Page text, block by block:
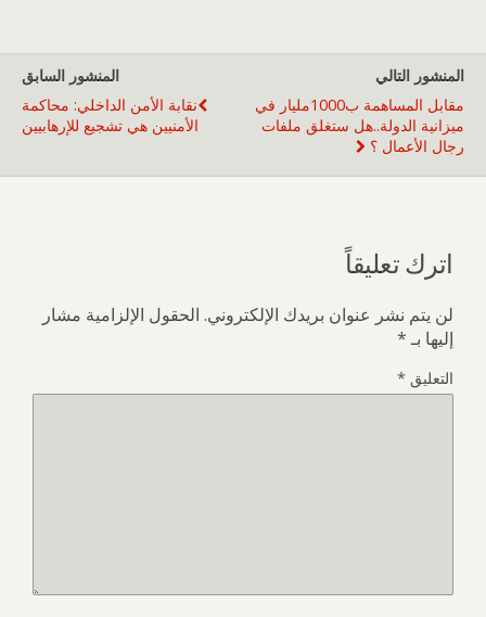
المنشور السابق
نقابة الأمن الداخلي: محاكمة
الأمنيين هي تشجيع للإرهابيين
المنشور التالي
مقابل المساهمة ب1000مليار في
ميزانية الدولة..هل ستغلق ملفات
رجال الأعمال ؟
اترك تعليقاً
لن يتم نشر عنوان بريدك الإلكتروني. الحقول الإلزامية مشار
إليها بـ*
التعليق *